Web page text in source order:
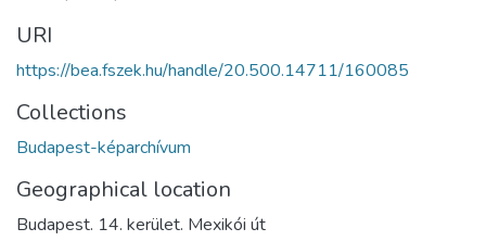
URI
https://bea.fszek.hu/handle/20.500.14711/160085
Collections
Budapest-képarchívum
Geographical location
Budapest. 14. kerület. Mexikói út